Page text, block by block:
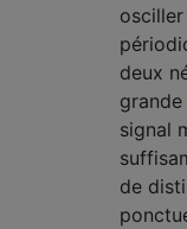
deux
signal
de